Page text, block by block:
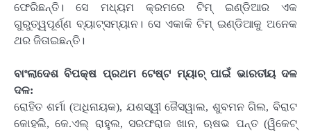
ଫେରିଛନ୍ତି। ସେ ମଧ୍ୟମ କ୍ରମରେ ଟିମ୍ ଇଣ୍ଡିଆର ଏକ
ଗୁରୁତ୍ୱପୂର୍ଣ୍ଣ ବ୍ୟାଟ୍ସମ୍ୟାନ। ସେ ଏକାକି ଟିମ୍ ଇଣ୍ଡିଆକୁ ଅନେକ
ଥର ଜିତାଇଛନ୍ତି।
ବାଂଲାଦେଶ ବିପକ୍ଷ ପ୍ରଥମ ଟେଷ୍ଟ ମ୍ୟାଚ୍ ପାଇଁ ଭାରତୀୟ ଦଳ
ଦଳ:
ରୋହିତ ଶର୍ମା (ଅଧିନାୟକ), ଯଶସ୍ୱୀ ଜୈସୱାଲ, ଶୁବମନ ଗିଲ, ବିରାଟ
କୋହଲି, କେ.ଏଲ୍ ରାହୁଲ, ସରଫରାଜ ଖାନ, ଋଷଭ ପନ୍ତ (ୱିକେଟ୍